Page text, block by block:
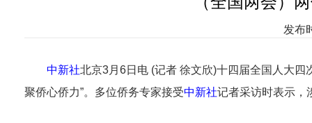
发布
中新社北京3月6日电 (记者 徐文欣)十四届全国人大四
聚侨心侨力”。多位侨务专家接受中新社记者采访时表示，